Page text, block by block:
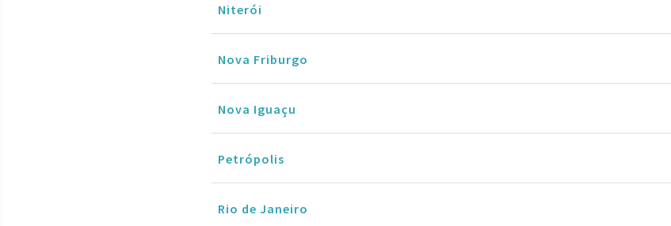
Niterói
Nova Friburgo
Nova Iguaçu
Petrópolis
Rio de Janeiro